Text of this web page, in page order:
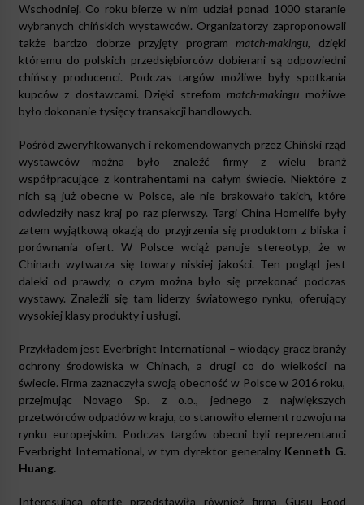
Wschodniej. Co roku bierze w nim udział ponad 1000 staranie
wybranych chińskich wystawców. Organizatorzy zaproponowali
także bardzo dobrze przyjęty program match-makingu, dzięki
któremu do polskich przedsiębiorców dobierani są odpowiedni
chińscy producenci. Podczas targów możliwe były spotkania
kupców z dostawcami. Dzięki strefom match-makingu możliwe
było dokonanie tysięcy transakcji handlowych.
Pośród zweryfikowanych i rekomendowanych przez Chiński rząd
wystawców można było znaleźć firmy z wielu branż
współpracujące z kontrahentami na całym świecie. Niektóre z
nich są już obecne w Polsce, ale nie brakowało takich, które
odwiedziły nasz kraj po raz pierwszy. Targi China Homelife były
zatem wyjątkową okazją do przyjrzenia się produktom z bliska i
porównania ofert. W Polsce wciąż panuje stereotyp, że w
Chinach wytwarza się towary niskiej jakości. Ten pogląd jest
daleki od prawdy, o czym można było się przekonać podczas
wystawy. Znaleźli się tam liderzy światowego rynku, oferujący
wysokiej klasy produkty i usługi.
Przykładem jest Everbright International – wiodący gracz branży
ochrony środowiska w Chinach, a drugi co do wielkości na
świecie. Firma zaznaczyła swoją obecność w Polsce w 2016 roku,
przejmując Novago Sp. z o.o., jednego z największych
przetwórców odpadów w kraju, co stanowiło element rozwoju na
rynku europejskim. Podczas targów obecni byli reprezentanci
Everbright International, w tym dyrektor generalny Kenneth G.
Huang.
Interesującą ofertę przedstawiła również firma Gusu Food